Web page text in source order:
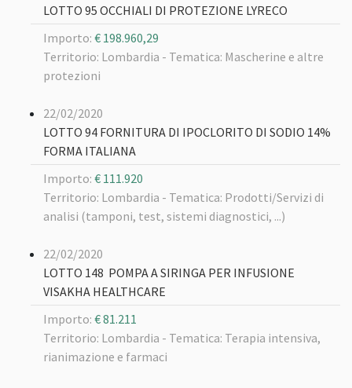
LOTTO 95 OCCHIALI DI PROTEZIONE LYRECO
Importo: € 198.960,29
Territorio: Lombardia - Tematica: Mascherine e altre
protezioni
22/02/2020
LOTTO 94 FORNITURA DI IPOCLORITO DI SODIO 14%
FORMA ITALIANA
Importo: € 111.920
Territorio: Lombardia - Tematica: Prodotti/Servizi di
analisi (tamponi, test, sistemi diagnostici, ...)
22/02/2020
LOTTO 148 POMPA A SIRINGA PER INFUSIONE
VISAKHA HEALTHCARE
Importo: € 81.211
Territorio: Lombardia - Tematica: Terapia intensiva,
rianimazione e farmaci